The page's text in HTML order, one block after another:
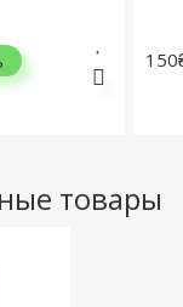
товары